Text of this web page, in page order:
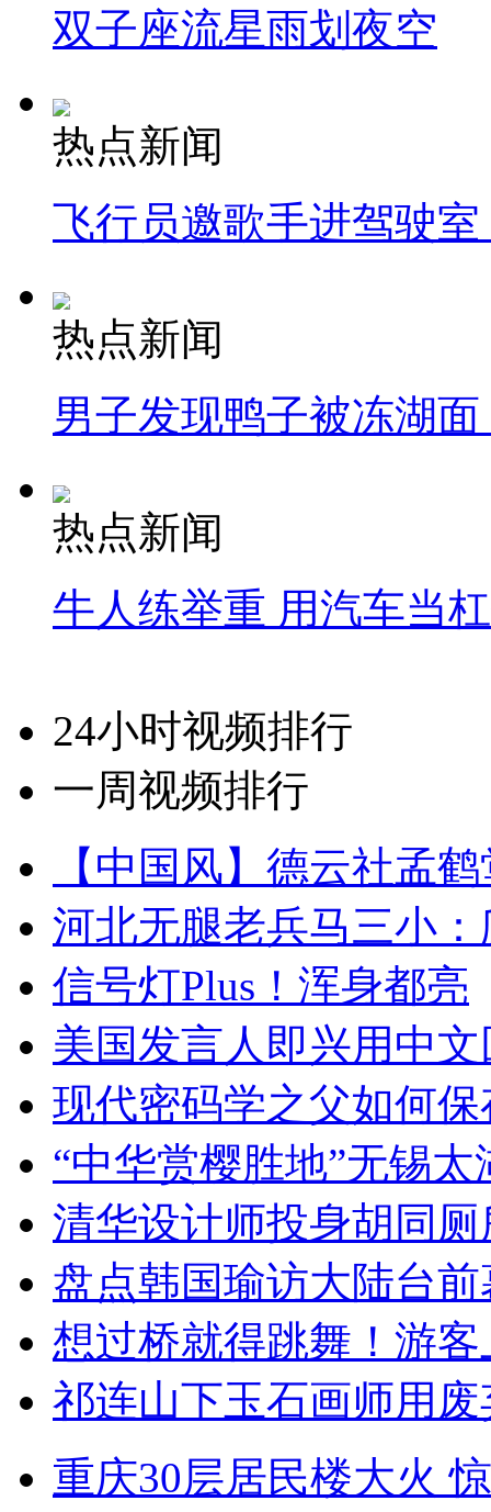
双子座流星雨划夜空
热点新闻
飞行员邀歌手进驾驶
热点新闻
男子发现鸭子被冻湖
热点新闻
牛人练举重 用汽车当
24小时视频排行
一周视频排行
【中国风】德云社孟
河北无腿老兵马三小
信号灯Plus！浑身都亮
美国发言人即兴用中
现代密码学之父如何
“中华赏樱胜地”无锡
清华设计师投身胡同
盘点韩国瑜访大陆台
想过桥就得跳舞！游客
祁连山下玉石画师用
重庆30层居民楼大火